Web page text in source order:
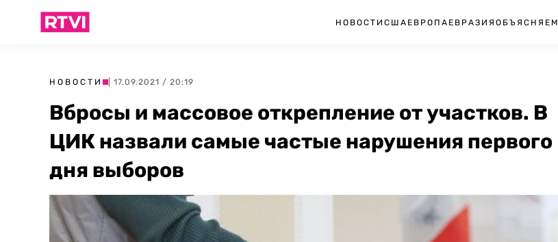
НОВОСТИ США ЕВРОПА ЕВРАЗИЯ ОБЪЯСНЯЕМ
НОВОСТИ | 17.09.2021 / 20:19
Вбросы и массовое открепление от участков. В
ЦИК назвали самые частые нарушения первого
дня выборов